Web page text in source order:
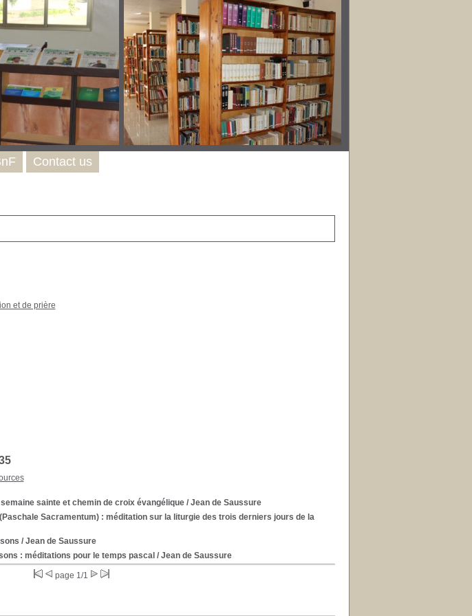
et de prière
sainte et chemin de croix évangélique/ Jean de Saussure
Sacramentum) : méditation sur la liturgie des trois derniers jours de la
/ Jean de Saussure
: méditations pour le temps pascal / Jean de Saussure
page 1/1
Contact us